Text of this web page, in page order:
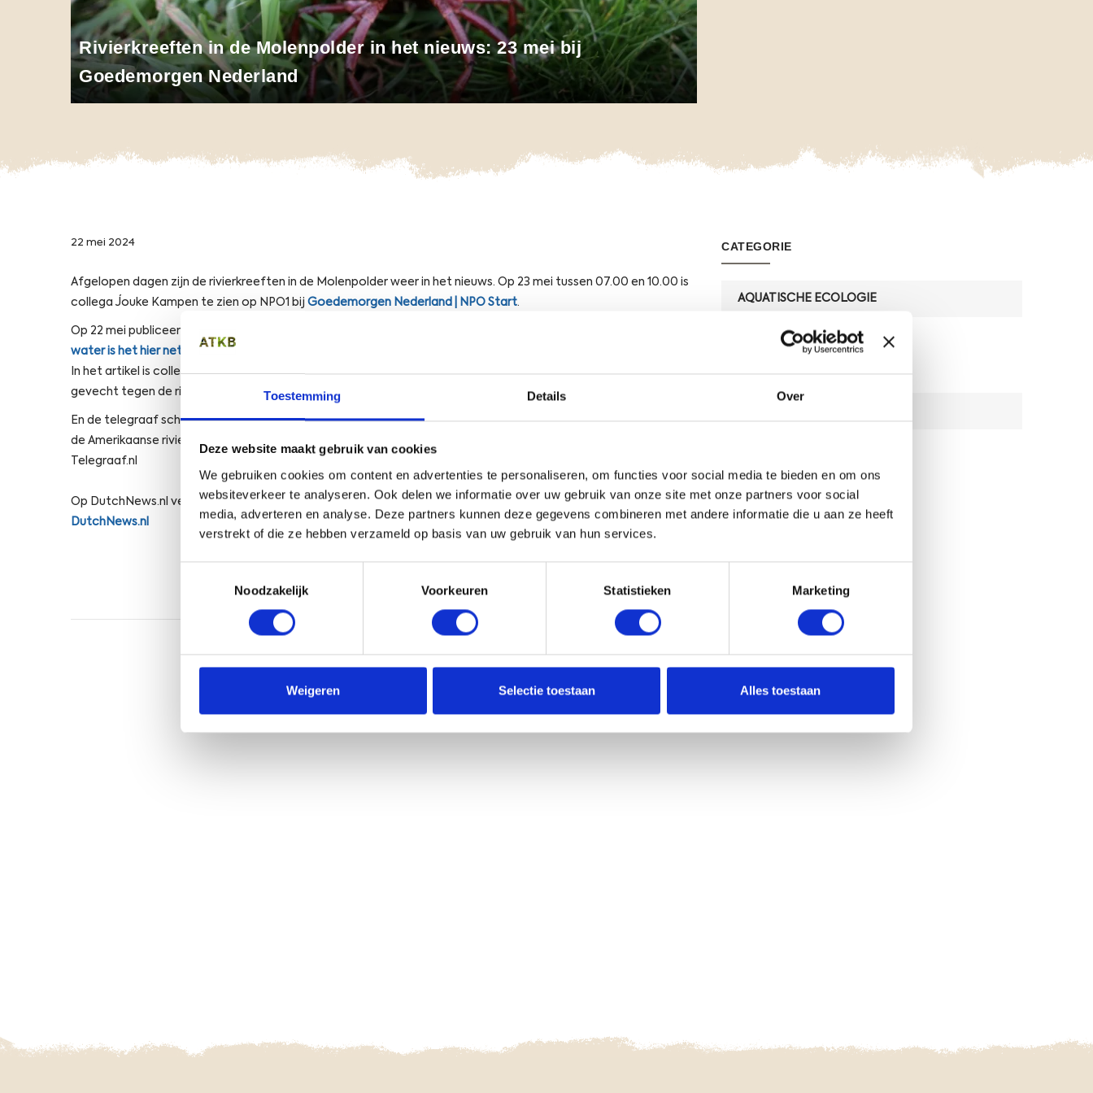
Toestemming Details Over
Deze website maakt gebruik van cookies
We gebruiken cookies om content en advertenties te personaliseren, om functies voor social media te bieden en om ons
websiteverkeer te analyseren. Ook delen we informatie over uw gebruik van onze site met onze partners voor social
media, adverteren en analyse. Deze partners kunnen deze gegevens combineren met andere informatie die u aan ze heeft
verstrekt of die ze hebben verzameld op basis van uw gebruik van hun services.
Noodzakelijk
Voorkeuren Statistieken Marketing
Weigeren Selectie toestaan Alles toestaan
Rivierkreeften in de Molenpolder in het nieuws: 23 mei bij
Goedemorgen Nederland
22 mei 2024
Afgelopen dagen zijn de rivierkreeften in de Molenpolder weer in het nieuws. Op 23 mei tussen 07.00 en 10.00 is
collega Jouke Kampen te zien op NPO1 bij Goedemorgen Nederland | NPO Start.
Op 22 mei publiceerde RTV Utrecht het volgende artikel:
water is het hier net een woestijn' - RTV Utrecht
In het artikel is collega Yannick Janssen samen met onze opdrachtgever Winnie Rip aan het woord over het
gevecht tegen de rivierkreeften in de Molenpolder.
En de telegraaf schreef op 23 mei een artikel over de strijd tegen de exotische rivierkreeften. In de strijd tegen
de Amerikaanse rivierkreeft is alles geoorloofd: ’Roofvissen, mosselen en vleesetende planten’ | Binnenland |
Telegraaf.nl
Op DutchNews.nl verscheen een Engelstalig artikel:Utrecht pits predatory fish, plants and AI against crayfish -
DutchNews.nl
CATEGORIE
AQUATISCHE ECOLOGIE